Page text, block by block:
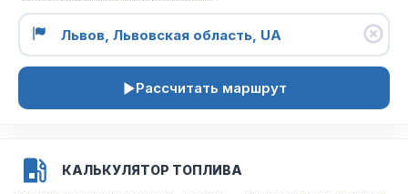
Рассчитать маршрут
КАЛЬКУЛЯТОР ТОПЛИВА